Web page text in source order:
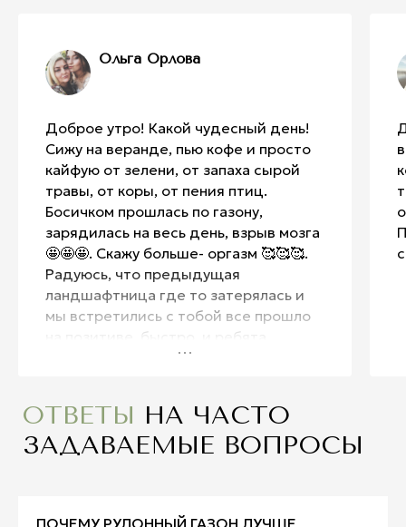
Ольга Орлова
Доброе утро! Какой чудесный день!
Сижу на веранде, пью кофе и просто
кайфую от зелени, от запаха сырой
травы, от коры, от пения птиц.
Босичком прошлась по газону,
зарядилась на весь день, взрыв мозга
🤩🤩🤩. Скажу больше- оргазм 🥰🥰🥰.
Радуюсь, что предыдущая
ландшафтница где то затерялась и
мы встретились с тобой все прошло
на позитиве, быстро, и ребята
хорошие 🤪🤪🤪 Дима мужу
рада нашему знакомству, надеюсь на
продолжение общения🙏😘
ПОЧЕМУ РУЛОННЫЙ ГАЗОН ЛУЧШЕ